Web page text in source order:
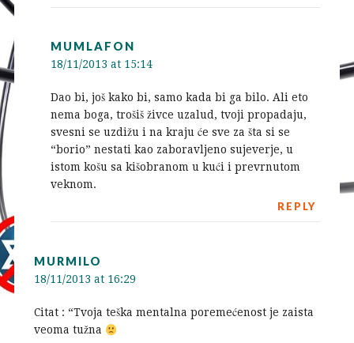
MUMLAFON
18/11/2013 at 15:14
Dao bi, još kako bi, samo kada bi ga bilo. Ali eto
nema boga, trošiš živce uzalud, tvoji propadaju,
svesni se uzdižu i na kraju će sve za šta si se
“borio” nestati kao zaboravljeno sujeverje, u
istom košu sa kišobranom u kući i prevrnutom
veknom.
REPLY
MURMILO
18/11/2013 at 16:29
Citat : “Tvoja teška mentalna poremećenost je zaista
veoma tužna